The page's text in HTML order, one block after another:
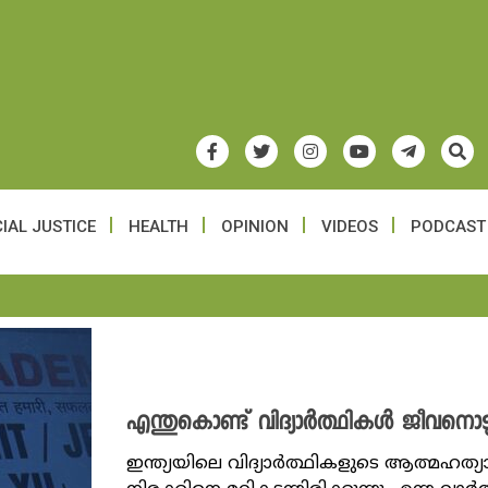
JUSTICE HEALTH OPINION VIDEOS PODCAST
എന്തുകൊണ്ട് വിദ്യാർത്ഥികൾ
ഇന്ത്യയിലെ വിദ്യാർത്ഥികളുടെ